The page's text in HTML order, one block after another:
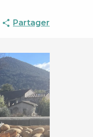
Partager